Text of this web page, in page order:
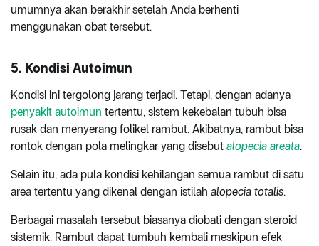
umumnya akan berakhir setelah Anda berhenti
menggunakan obat tersebut.
5. Kondisi Autoimun
Kondisi ini tergolong jarang terjadi. Tetapi, dengan adanya
penyakit autoimun tertentu, sistem kekebalan tubuh bisa
rusak dan menyerang folikel rambut. Akibatnya, rambut bisa
rontok dengan pola melingkar yang disebut alopecia areata.
Selain itu, ada pula kondisi kehilangan semua rambut di satu
area tertentu yang dikenal dengan istilah alopecia totalis.
Berbagai masalah tersebut biasanya diobati dengan steroid
sistemik. Rambut dapat tumbuh kembali meskipun efek